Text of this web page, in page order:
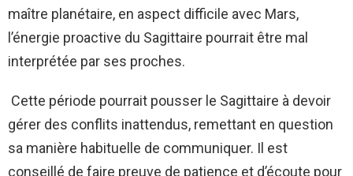
maître planétaire, en aspect difficile avec Mars,
l’énergie proactive du Sagittaire pourrait être mal
interprétée par ses proches.
Cette période pourrait pousser le Sagittaire à devoir
gérer des conflits inattendus, remettant en question
sa manière habituelle de communiquer. Il est
conseillé de faire preuve de patience et d’écoute pour